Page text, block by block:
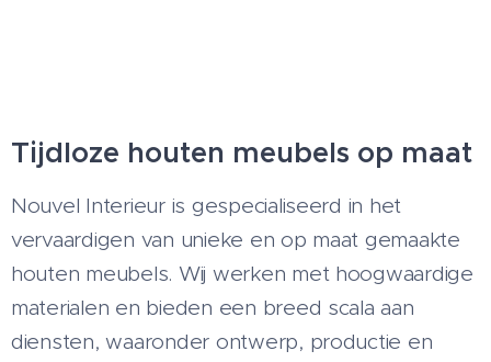
Tijdloze houten meubels op maat
Nouvel Interieur is gespecialiseerd in het
vervaardigen van unieke en op maat gemaakte
houten meubels. Wij werken met hoogwaardige
materialen en bieden een breed scala aan
diensten, waaronder ontwerp, productie en